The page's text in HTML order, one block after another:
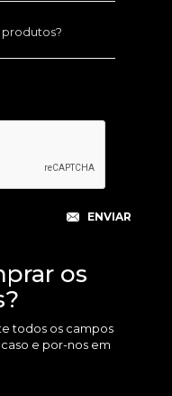
produtos?
os
todos os campos
e por-nos em